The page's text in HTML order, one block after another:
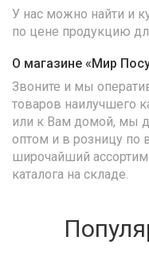
У нас можно найти и
по цене продукцию
О магазине «Мир
Звоните и мы
товаров наилучшего
или к Вам домой, мы
оптом и в розницу по
широчайший
каталога на складе.